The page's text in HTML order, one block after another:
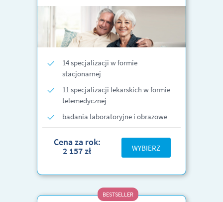
14 specjalizacji w formie
stacjonarnej
11 specjalizacji lekarskich w formie
telemedycznej
badania laboratoryjne i obrazowe
Cena za rok:
2 157 zł WYBIERZ
BESTSELLER